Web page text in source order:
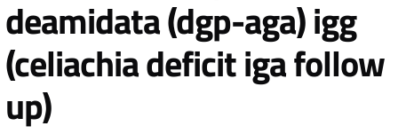
deamidata (dgp-aga) igg
(celiachia deficit iga follow
up)